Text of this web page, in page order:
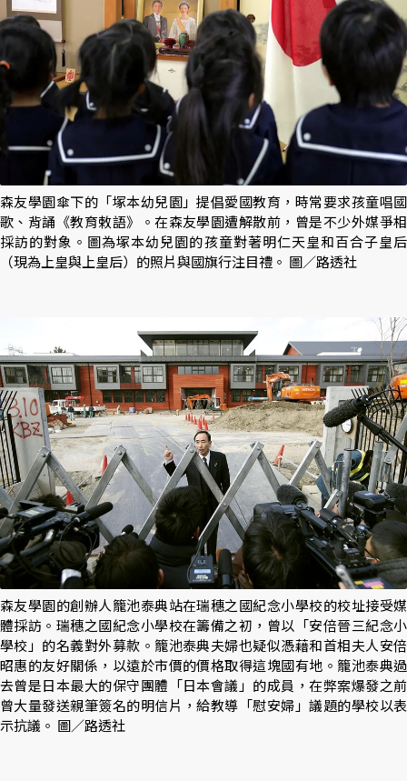
森友學園傘下的「塚本幼兒園」提倡愛國教育，時常要求孩童唱國
歌、背誦《教育敕語》。在森友學園遭解散前，曾是不少外媒爭相
採訪的對象。圖為塚本幼兒園的孩童對著明仁天皇和百合子皇后
（現為上皇與上皇后）的照片與國旗行注目禮。 圖／路透社
森友學園的創辦人籠池泰典站在瑞穗之國紀念小學校的校址接受媒
體採訪。瑞穗之國紀念小學校在籌備之初，曾以「安倍晉三紀念小
學校」的名義對外募款。籠池泰典夫婦也疑似憑藉和首相夫人安倍
昭惠的友好關係，以遠於市價的價格取得這塊國有地。籠池泰典過
去曾是日本最大的保守團體「日本會議」的成員，在弊案爆發之前
曾大量發送親筆簽名的明信片，給教導「慰安婦」議題的學校以表
示抗議。 圖／路透社